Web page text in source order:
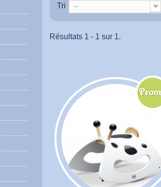
Tri --
Résultats 1 - 1 sur 1.